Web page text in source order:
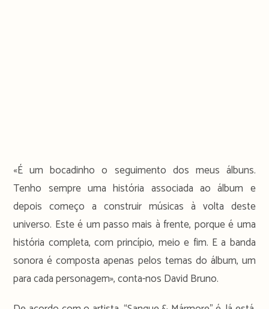
«É um bocadinho o seguimento dos meus álbuns.
Tenho sempre uma história associada ao álbum e
depois começo a construir músicas à volta deste
universo. Este é um passo mais à frente, porque é uma
história completa, com princípio, meio e fim. E a banda
sonora é composta apenas pelos temas do álbum, um
para cada personagem», conta-nos David Bruno.